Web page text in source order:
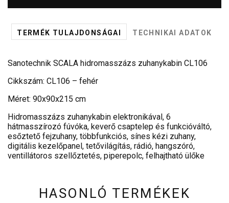
TERMÉK TULAJDONSÁGAI TECHNIKAI ADATOK
Sanotechnik SCALA hidromasszázs zuhanykabin CL106
Cikkszám: CL106 – fehér
Méret: 90x90x215 cm
Hidromasszázs zuhanykabin elektronikával, 6
hátmasszírozó fúvóka, keverő csaptelep és funkcióváltó,
esőztető fejzuhany, többfunkciós, sínes kézi zuhany,
digitális kezelőpanel, tetővilágítás, rádió, hangszóró,
ventillátoros szellőztetés, piperepolc, felhajtható ülőke
HASONLÓ TERMÉKEK